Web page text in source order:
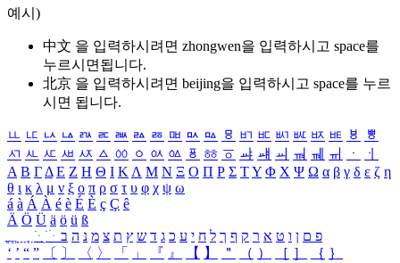
예시)
中文 을 입력하시려면 zhongwen을 입력하시고 space를
누르시면됩니다.
北京 을 입력하시려면 beijing을 입력하시고 space를 누르
시면 됩니다.
ㅥ ㅦ ㅧ ㅨ ㅩ ㅪ ㅫ ㅬ ㅭ ㅮ ㅯ ㅰ ㅱ ㅲ ㅳ ㅴ ㅵ ㅶ ㅷ ㅸ
ㅹ
ㅺ ㅻ ㅼ ㅽ ㅾ ㅿ ㆀ ㆁ ㆂ ㆃ ㆄ ㆅ ㆆ ㆇ ㆈ ㆉ ㆊ ㆋ ㆌ ㆍ
ㆎ
Α Β ΓΔ Ε Ζ Η Θ Ι ΚΛ Μ Ν Ξ Ο Π Ρ Σ ΤΥ Φ Χ Ψ Ω α β γ δ ε ζ η
θ ι κ λ μ ν ξ ο π ρ σ τ υ φ χ ψ ω
á à Á À é è É È ç Ç ê
Ä Ö Ü ä ö ü ß
ִֶֹ ֻּ ׁׂ פ ם ן ו ט א ר ק ף ך ל ח י ע כ ג ד ש ץ ת צ מ נ ה ב
‘ ’ “ ” 〔 〕 〈 〉 「 」 『 』 【 】 ＂ （ ） ［ ］ ｛ ｝